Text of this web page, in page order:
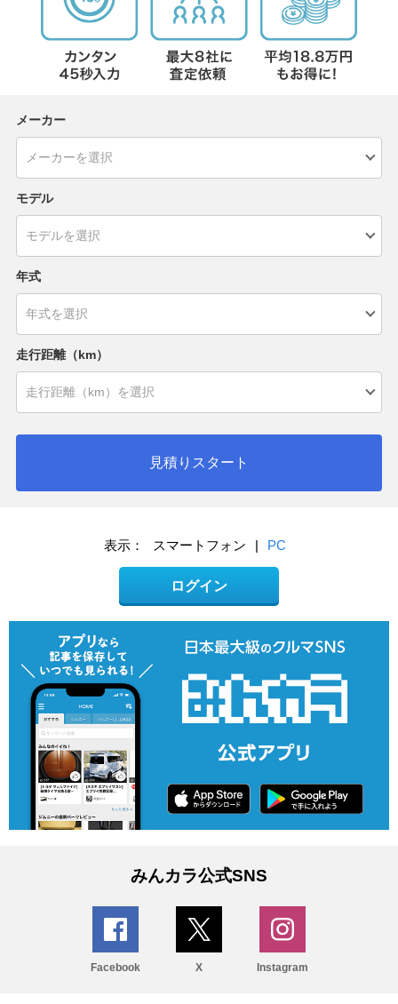
メーカー
モデル
年式
走行距離（km）
見積りスタート
表示： スマートフォン | PC
ログイン
みんカラ公式SNS
Facebook X Instagram